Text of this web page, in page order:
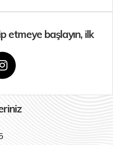
etmeye başlayın, ilk